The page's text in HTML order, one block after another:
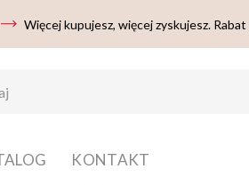
Więcej kupujesz, więcej zyskujesz.
KONTAKT